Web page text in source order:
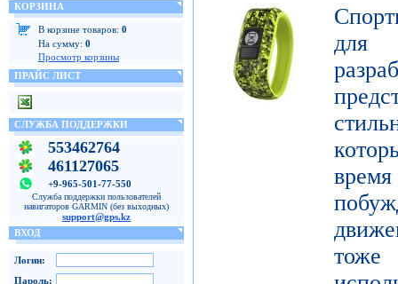
КОРЗИНА
В корзине товаров: 0
На сумму: 0
Просмотр корзины
ПРАЙС ЛИСТ
СЛУЖБА ПОДДЕРЖКИ
553462764
461127065
+9-965-501-77-550
Служба поддержки пользователей
навигаторов GARMIN (без выходных)
support@gps.kz
ВХОД
Логин:
Пароль:
для
тоже